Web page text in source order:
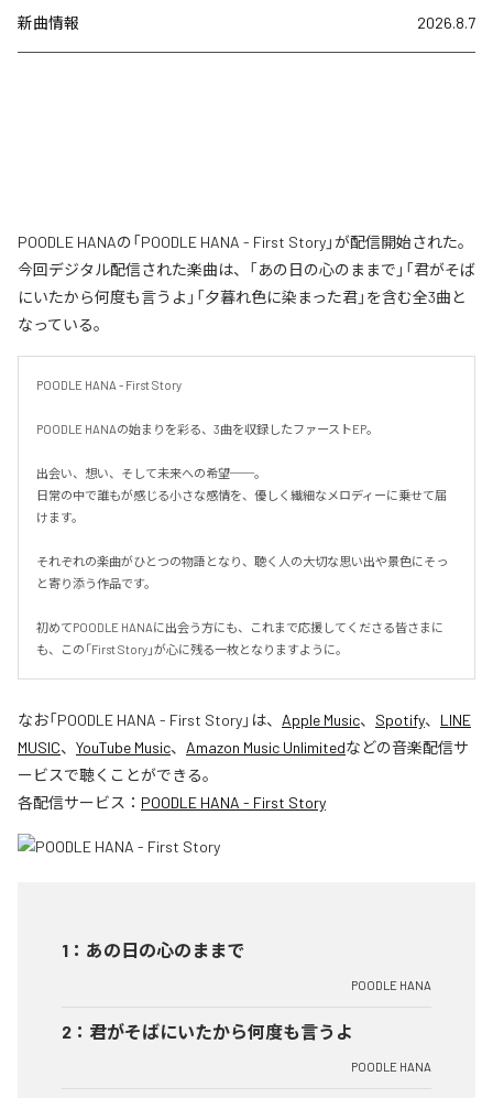
新曲情報 2026.8.7
POODLE HANAの「POODLE HANA - First Story」が配信開始された。
今回デジタル配信された楽曲は、「あの日の心のままで」「君がそば
にいたから何度も言うよ」「夕暮れ色に染まった君」を含む全3曲と
なっている。
POODLE HANA - First Story
POODLE HANAの始まりを彩る、3曲を収録したファーストEP。
出会い、想い、そして未来への希望──。
日常の中で誰もが感じる小さな感情を、優しく繊細なメロディーに乗せて届
けます。
それぞれの楽曲がひとつの物語となり、聴く人の大切な思い出や景色にそっ
と寄り添う作品です。
初めてPOODLE HANAに出会う方にも、これまで応援してくださる皆さまに
も、この「First Story」が心に残る一枚となりますように。
なお「POODLE HANA - First Story」は、 Apple Music、 Spotify、 LINE
MUSIC、 YouTube Music、 Amazon Music Unlimitedなどの音楽配信サ
ービスで聴くことができる。
各配信サービス： POODLE HANA - First Story
1 ： あの日の心のままで
POODLE HANA
2 ： 君がそばにいたから何度も言うよ
POODLE HANA